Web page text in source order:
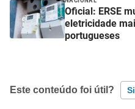
Oficial: ERSE
eletricidade
portugueses
Este conteúdo foi útil?